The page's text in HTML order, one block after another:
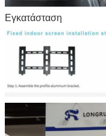
Εγκατάσταση